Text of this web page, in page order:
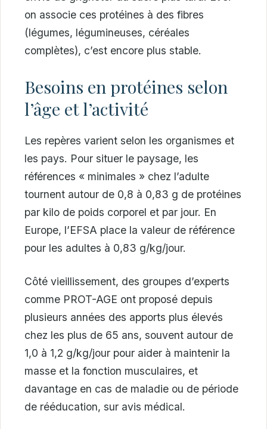
on associe ces protéines à des fibres
(légumes, légumineuses, céréales
complètes), c’est encore plus stable.
Besoins en protéines selon
l’âge et l’activité
Les repères varient selon les organismes et
les pays. Pour situer le paysage, les
références « minimales » chez l’adulte
tournent autour de 0,8 à 0,83 g de protéines
par kilo de poids corporel et par jour. En
Europe, l’EFSA place la valeur de référence
pour les adultes à 0,83 g/kg/jour.
Côté vieillissement, des groupes d’experts
comme PROT-AGE ont proposé depuis
plusieurs années des apports plus élevés
chez les plus de 65 ans, souvent autour de
1,0 à 1,2 g/kg/jour pour aider à maintenir la
masse et la fonction musculaires, et
davantage en cas de maladie ou de période
de rééducation, sur avis médical.